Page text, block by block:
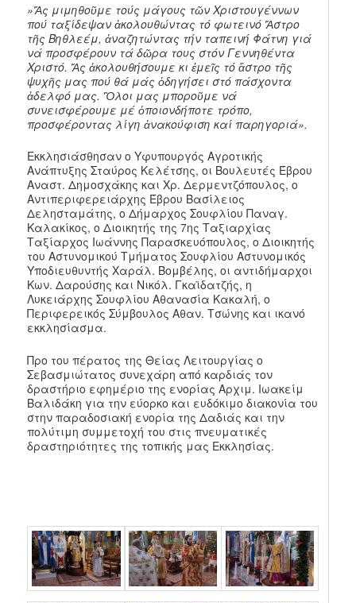
»Ἄς μιμηθοῦμε τούς μάγους τῶν Χριστουγέννων
πού ταξίδεψαν ἀκολουθώντας τό φωτεινό Ἄστρο
τῆς Βηθλεέμ, ἀναζητώντας τήν ταπεινή Φάτνη γιά
νά προσφέρουν τά δῶρα τους στόν Γεννηθέντα
Χριστό. Ἄς ἀκολουθήσουμε κι ἐμεῖς τό ἂστρο τῆς
ψυχῆς μας πού θά μάς ὁδηγήσει στό πάσχοντα
ἀδελφό μας. Ὃλοι μας μποροῦμε νά
συνεισφέρουμε μέ ὁποιονδήποτε τρόπο,
προσφέροντας λίγη ἀνακούφιση καί παρηγοριά».
Εκκλησιάσθησαν ο Υφυπουργός Αγροτικής
Ανάπτυξης Σταύρος Κελέτσης, οι Βουλευτές Έβρου
Αναστ. Δημοσχάκης και Χρ. Δερμεντζόπουλος, ο
Αντιπεριφερειάρχης Έβρου Βασίλειος
Δελησταμάτης, ο Δήμαρχος Σουφλίου Παναγ.
Καλακίκος, ο Διοικητής της 7ης Ταξιαρχίας
Ταξίαρχος Ιωάννης Παρασκευόπουλος, ο Διοικητής
του Αστυνομικού Τμήματος Σουφλίου Αστυνομικός
Υποδιευθυντής Χαράλ. Βομβέλης, οι αντιδήμαρχοι
Κων. Δαρούσης και Νικόλ. Γκαϊδατζής, η
Λυκειάρχης Σουφλίου Αθανασία Κακαλή, ο
Περιφερεικός Σύμβουλος Αθαν. Τσώνης και ικανό
εκκλησίασμα.
Προ του πέρατος της Θείας Λειτουργίας ο
Σεβασμιώτατος συνεχάρη από καρδιάς τον
δραστήριο εφημέριο της ενορίας Αρχιμ. Ιωακείμ
Βαλιδάκη για την εύορκο και ευδόκιμο διακονία του
στην παραδοσιακή ενορία της Δαδιάς και την
πολύτιμη συμμετοχή του στις πνευματικές
δραστηριότητες της τοπικής μας Εκκλησίας.